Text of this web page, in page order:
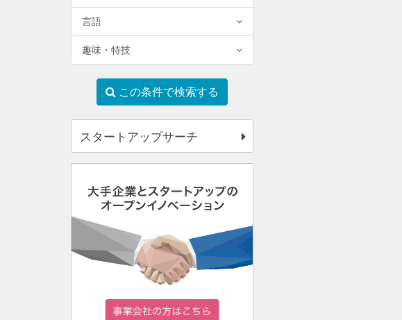
言語
趣味・特技
この条件で検索する
スタートアップサーチ